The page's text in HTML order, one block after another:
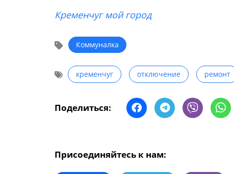
Кременчуг мой город
Коммуналка
кременчуг отключение ремонт
Поделиться:
Присоединяйтесь к нам: